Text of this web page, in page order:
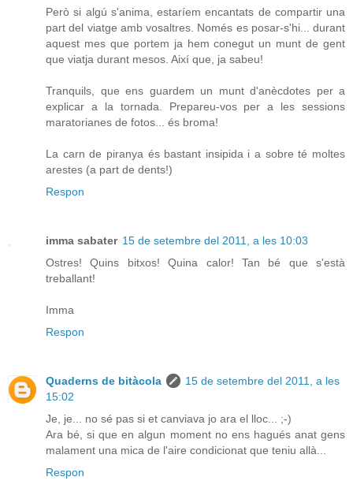
Però si algú s'anima, estaríem encantats de compartir una
part del viatge amb vosaltres. Només es posar-s'hi... durant
aquest mes que portem ja hem conegut un munt de gent
que viatja durant mesos. Així que, ja sabeu!
Tranquils, que ens guardem un munt d'anècdotes per a
explicar a la tornada. Prepareu-vos per a les sessions
maratorianes de fotos... és broma!
La carn de piranya és bastant insipida i a sobre té moltes
arestes (a part de dents!)
Respon
imma sabater 15 de setembre del 2011, a les 10:03
Ostres! Quins bitxos! Quina calor! Tan bé que s'està
treballant!
Imma
Respon
Quaderns de bitàcola
15 de setembre del 2011, a les
15:02
Je, je... no sé pas si et canviava jo ara el lloc... ;-)
Ara bé, si que en algun moment no ens hagués anat gens
malament una mica de l'aire condicionat que teniu allà...
Respon